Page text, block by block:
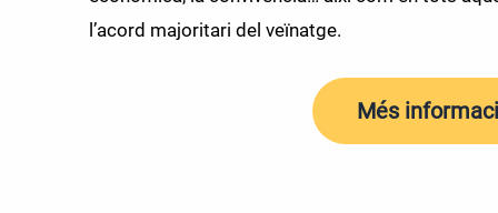
l’acord majoritari del veïnatge.
Més